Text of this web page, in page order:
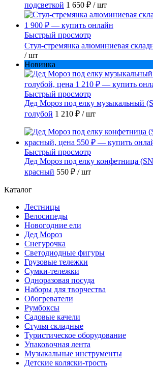
подсветкой 1 650 ₽ / шт
Быстрый просмотр
Стул-стремянка алюминиевая
/ шт
Новинка
Быстрый просмотр
Дед Мороз под елку музыкальный
голубой 1 210 ₽ / шт
Быстрый просмотр
Дед Мороз под елку конфетница
красный 550 ₽ / шт
Каталог
Лестницы
Велосипеды
Новогодние ели
Дед Мороз
Снегурочка
Светодиодные фигуры
Грузовые тележки
Сумки-тележки
Одноразовая посуда
Наборы для творчества
Обогреватели
Румбоксы
Садовые качели
Стулья складные
Туристическое оборудование
Упаковочная лента
Музыкальные инструменты
Детские коляски-трость